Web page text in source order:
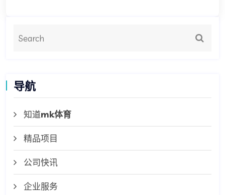
导航
知道mk体育
精品项目
公司快讯
企业服务